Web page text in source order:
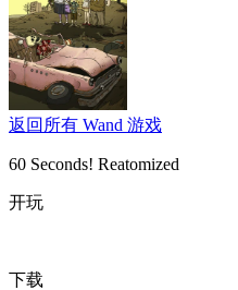
返回所有 Wand 游戏
60 Seconds! Reatomized
开玩
下载